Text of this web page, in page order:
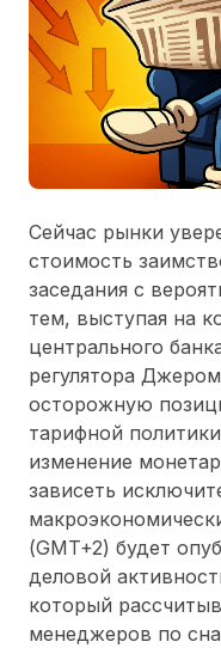
Сейчас рынки
стоимость
заседания с
тем, выступая на
центрального
регулятора
осторожную
тарифной
изменение
зависеть
(GMT+2) будет
деловой
который
менеджеров по